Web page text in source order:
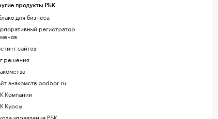
продукты РБК
для бизнеса
регистратор
сайтов
знакомств podbor.ru
Компании
Курсы
управления РБК